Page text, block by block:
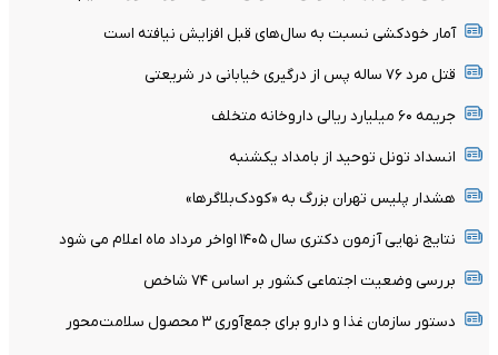
آمار خودکشی نسبت به سال‌های قبل افزایش نیافته است
قتل مرد ۷۶ ساله پس از درگیری خیابانی در شریعتی
جریمه ۶۰ میلیارد ریالی داروخانه متخلف
انسداد تونل توحید از بامداد یکشنبه
هشدار پلیس تهران بزرگ به «کودک‌بلاگرها»
نتایج نهایی آزمون دکتری سال ۱۴۰۵ اواخر مرداد ماه اعلام می شود
بررسی وضعیت اجتماعی کشور بر اساس ۷۴ شاخص
دستور سازمان غذا و دارو برای جمع‌آوری ۳ محصول سلامت‌محور